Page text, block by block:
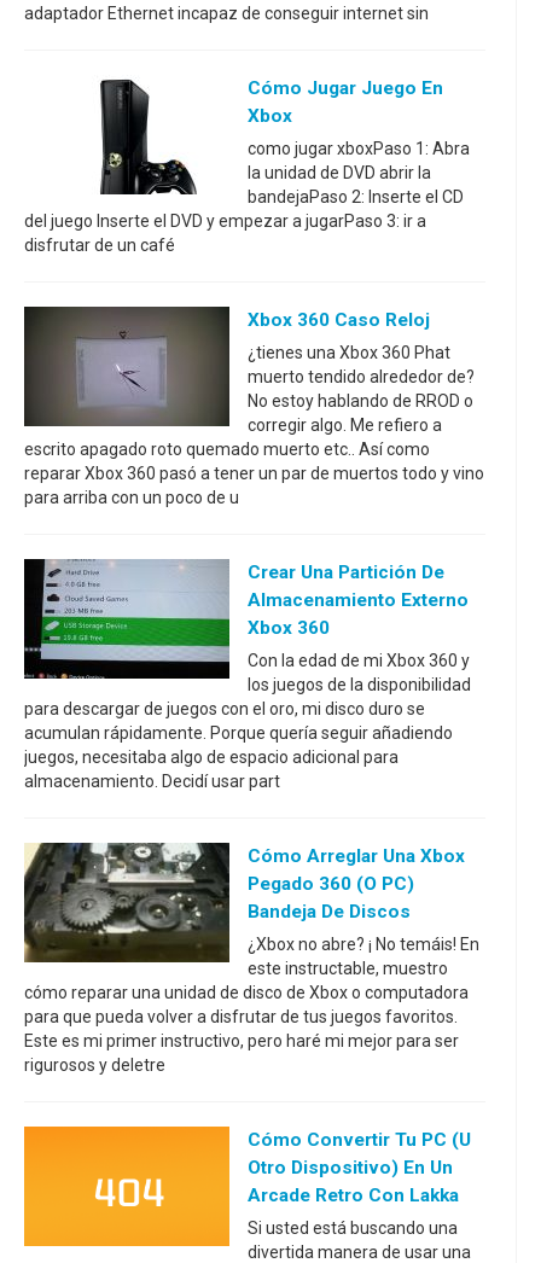
adaptador Ethernet incapaz de conseguir internet sin
Cómo Jugar Juego En
Xbox
como jugar xboxPaso 1: Abra
la unidad de DVD abrir la
bandejaPaso 2: Inserte el CD
del juego Inserte el DVD y empezar a jugarPaso 3: ir a
disfrutar de un café
Xbox 360 Caso Reloj
¿tienes una Xbox 360 Phat
muerto tendido alrededor de?
No estoy hablando de RROD o
corregir algo. Me refiero a
escrito apagado roto quemado muerto etc.. Así como
reparar Xbox 360 pasó a tener un par de muertos todo y vino
para arriba con un poco de u
Crear Una Partición De
Almacenamiento Externo
Xbox 360
Con la edad de mi Xbox 360 y
los juegos de la disponibilidad
para descargar de juegos con el oro, mi disco duro se
acumulan rápidamente. Porque quería seguir añadiendo
juegos, necesitaba algo de espacio adicional para
almacenamiento. Decidí usar part
Cómo Arreglar Una Xbox
Pegado 360 (o PC)
Bandeja De Discos
¿Xbox no abre? ¡ No temáis! En
este instructable, muestro
cómo reparar una unidad de disco de Xbox o computadora
para que pueda volver a disfrutar de tus juegos favoritos.
Este es mi primer instructivo, pero haré mi mejor para ser
rigurosos y deletre
Cómo Convertir Tu PC (u
Otro Dispositivo) En Un
Arcade Retro Con Lakka
Si usted está buscando una
divertida manera de usar una